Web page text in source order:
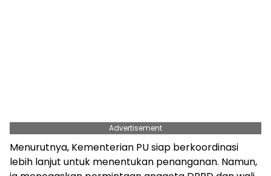
Advertisement
Menurutnya, Kementerian PU siap berkoordinasi
lebih lanjut untuk menentukan penanganan. Namun,